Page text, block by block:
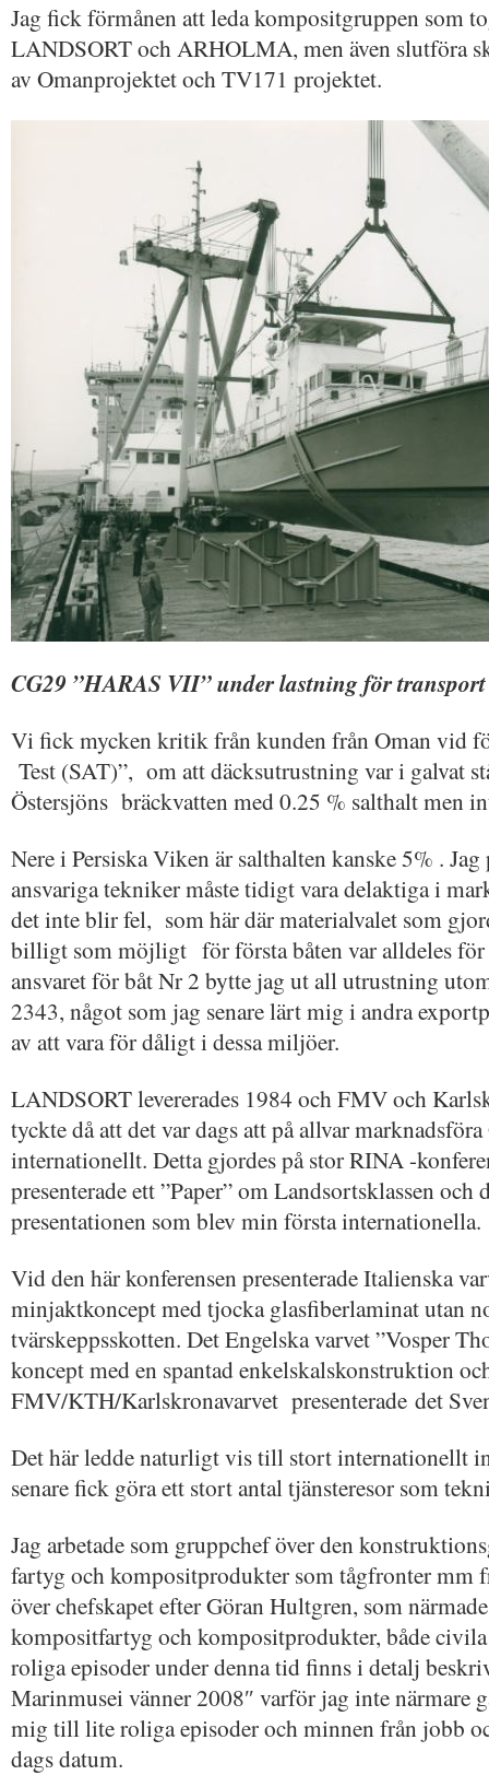
Jag fick förmånen att leda kompositgruppen som
LANDSORT och ARHOLMA, men även slutföra
av Omanprojektet och TV171 projektet.
CG29 ”HARAS VII” under lastning för
Vi fick mycken kritik från kunden från Oman vid
Test (SAT)”, om att däcksutrustning var i galvat
Östersjöns bräckvatten med 0.25 % salthalt men
Nere i Persiska Viken är salthalten kanske 5% .
ansvariga tekniker måste tidigt vara delaktiga i
det inte blir fel, som här där materialvalet som
billigt som möjligt för första båten var alldeles
ansvaret för båt Nr 2 bytte jag ut all utrustning
2343, något som jag senare lärt mig i andra
av att vara för dåligt i dessa miljöer.
LANDSORT levererades 1984 och FMV och
tyckte då att det var dags att på allvar
internationellt. Detta gjordes på stor RINA -
presenterade ett ”Paper” om Landsortsklassen
presentationen som blev min första internationella.
Vid den här konferensen presenterade Italienska
minjaktkoncept med tjocka glasfiberlaminat utan
tvärskeppsskotten. Det Engelska varvet ”Vosper
koncept med en spantad enkelskalskonstruktion
FMV/KTH/Karlskronavarvet presenterade det
Det här ledde naturligt vis till stort internationellt
senare fick göra ett stort antal tjänsteresor som
Jag arbetade som gruppchef över den
fartyg och kompositprodukter som tågfronter mm
över chefskapet efter Göran Hultgren, som
kompositfartyg och kompositprodukter, både
roliga episoder under denna tid finns i detalj
Marinmusei vänner 2008″ varför jag inte närmare
mig till lite roliga episoder och minnen från jobb
dags datum.